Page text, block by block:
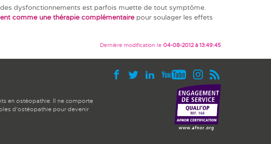
dysfonctionnements est parfois muette de tout symptôme.
comme une thérapie complémentairepour soulager les effets
Dernière modification le 04-08-2012 à 13:49:45
en ostéopathie. Il ne comporte
d'ostéopathie pour devenir